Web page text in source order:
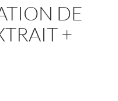
DE
+